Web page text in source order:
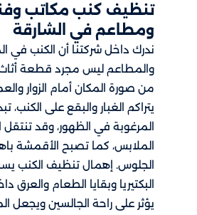
تنظيف كنب مكاتب
ومطاعم في الشارقة
ندرك داخل شركتنا أن الكنب في
والمطاعم ليس مجرد قطعة
من صورة المكان أمام الزوار
يتراكم الغبار والبقع على الكنب،
المرغوبة في الظهور، وقد تنتقل
الملابس، كما تصبح الأقمشة
الجلوس. إهمال تنظيف الكنب
البكتيريا وبقايا الطعام والعرق
يؤثر على راحة الجالسين ويجعل